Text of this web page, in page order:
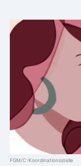
FGM/C-Koordinationsstelle